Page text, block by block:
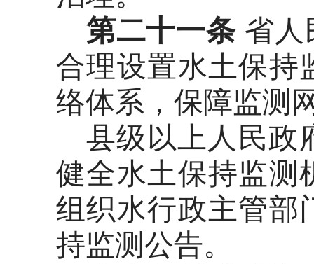
第二十一条 省人
合理设置水土保持
络体系，保障监测
县级以上人民政
健全水土保持监测
组织水行政主管部
持监测公告。